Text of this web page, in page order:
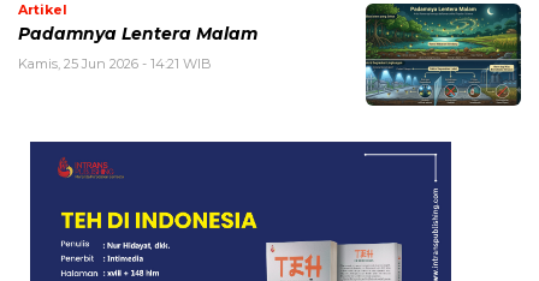
Artikel
Padamnya Lentera Malam
Kamis, 25 Jun 2026 - 14:21 WIB